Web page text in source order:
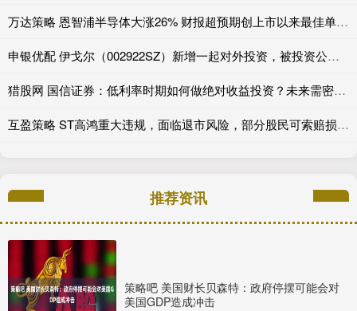
万达策略 恩智浦半导体大涨26% 财报超预期创上市以来最佳单日表现
申银优配 伊戈尔（002922SZ）新增一起对外投资，被投资公司为江西源点新材料有限公司
猎股网 国信证券：低利率时期如何做绝对收益投资？未来需密切关注AI技术革命对生产率的影响
互盈策略 ST高鸿重大违规，面临退市风险，部分股民可索赔损失！
推荐资讯
策略吧 美国财长贝森特：政府停摆可能会对
美国GDP造成冲击